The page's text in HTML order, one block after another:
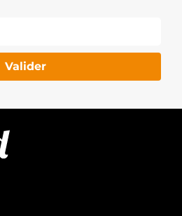
Valider